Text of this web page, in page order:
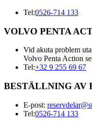
Tel:0526-714 133
VOLVO PENTA
Vid akuta problem
Volvo Penta Action
Tel:+32 9 255 69 67
BESTÄLLNING AV
E-post:
Tel:0526-714 133